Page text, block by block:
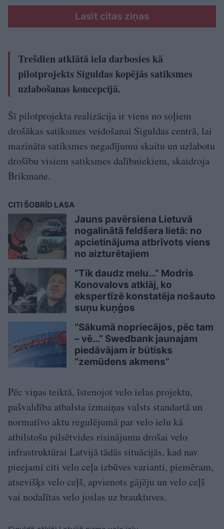
Lasīt citas ziņas
Trešdien atklātā iela darbosies kā
pilotprojekts Siguldas kopējās satiksmes
uzlabošanas koncepcijā.
Šī pilotprojekta realizācija ir viens no soļiem
drošākas satiksmes veidošanai Siguldas centrā, lai
mazinātu satiksmes negadījumu skaitu un uzlabotu
drošību visiem satiksmes dalībniekiem, skaidroja
Brikmane.
CITI ŠOBRĪD LASA
Jauns pavērsiena Lietuvā
nogalinātā feldšera lietā: no
apcietinājuma atbrīvots viens
no aizturētajiem
“Tik daudz melu…” Modris
Konovalovs atklāj, ko
ekspertīzē konstatēja nošauto
suņu kuņģos
“Sākumā nopriecājos, pēc tam
– vē…” Swedbank jaunajam
piedāvājam ir būtisks
“zemūdens akmens”
Pēc viņas teiktā, īstenojot velo ielas projektu,
pašvaldība atbalsta izmaiņas valsts standartā un
normatīvo aktu regulējumā par velo ielu kā
atbilstošu pilsētvides risinājumu drošai velo
infrastruktūrai Latvijā tādās situācijās, kad nav
pieejami citi velo ceļa izbūves varianti, piemēram,
atsevišķs velo ceļš, apvienots gājēju un velo ceļš
vai nodalītas velo joslas uz brauktuves.